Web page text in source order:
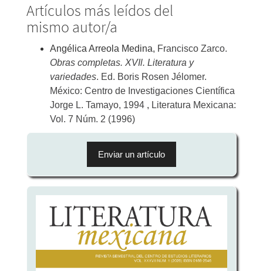
Artículos más leídos del
mismo autor/a
Angélica Arreola Medina, Francisco Zarco.
Obras completas. XVIl. Literatura y
variedades. Ed. Boris Rosen Jélomer.
México: Centro de Investigaciones Científica
Jorge L. Tamayo, 1994 , Literatura Mexicana:
Vol. 7 Núm. 2 (1996)
Enviar
Enviar un artículo